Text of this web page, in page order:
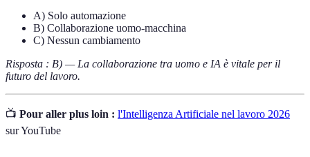
A) Solo automazione
B) Collaborazione uomo-macchina
C) Nessun cambiamento
Risposta : B) — La collaborazione tra uomo e IA è vitale per il
futuro del lavoro.
📺 Pour aller plus loin : l'Intelligenza Artificiale nel lavoro 2026
sur YouTube